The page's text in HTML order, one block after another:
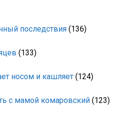
последствия (136)
(133)
носом и кашляет (124)
с мамой комаровский (123)